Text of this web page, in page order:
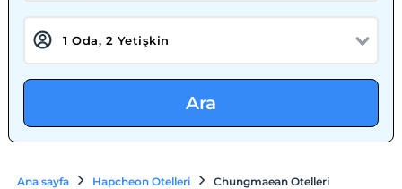
Ara
Ana sayfa Hapcheon Otelleri Chungmaean Otelleri